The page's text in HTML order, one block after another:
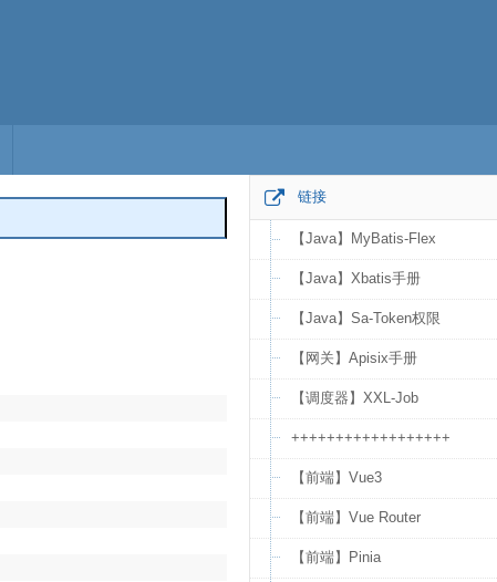
链接
【Java】MyBatis-Flex
【Java】Xbatis手册
【Java】Sa-Token权限
【网关】Apisix手册
【调度器】XXL-Job
++++++++++++++++++
【前端】Vue3
【前端】Vue Router
【前端】Pinia